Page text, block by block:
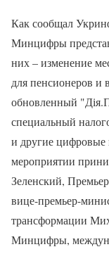
Как сообщал
Минцифры
них – изменение
для пенсионеров и
обновленный
специальный
и другие
мероприятии
Зеленский,
вице-премьер-
трансформации
Минцифры,